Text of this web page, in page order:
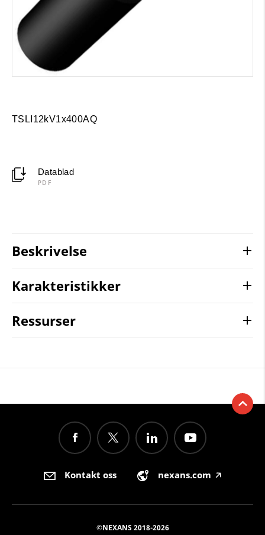
TSLI12kV1x400AQ
Datablad
PDF
Beskrivelse
Karakteristikker
Ressurser
Kontakt oss nexans.com 🡥
©NEXANS 2018-2026